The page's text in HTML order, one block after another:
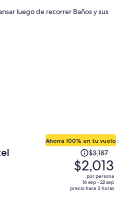
$546
luego de recorrer Baños y sus
Ahorra 100% en tu vuelo
precio
era
de
$3,187
$3,187
$2,013
por persona
16 sep - 22 sep
precio hace 3 horas